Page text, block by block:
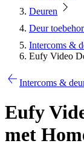
Deuren
Deur
Intercoms &
Eufy Video
Intercoms &
Eufy
met